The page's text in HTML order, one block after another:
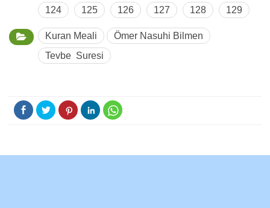
124 125 126 127 128 129
Kuran Meali
Ömer Nasuhi Bilmen
Tevbe Suresi